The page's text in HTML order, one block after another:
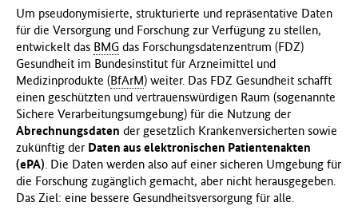
Um pseudonymisierte, strukturierte und repräsentative Daten
für die Versorgung und Forschung zur Verfügung zu stellen,
entwickelt das BMG das Forschungsdatenzentrum (FDZ)
Gesundheit im Bundesinstitut für Arzneimittel und
Medizinprodukte (BfArM) weiter. Das FDZ Gesundheit schafft
einen geschützten und vertrauenswürdigen Raum (sogenannte
Sichere Verarbeitungsumgebung) für die Nutzung der
Abrechnungsdaten der gesetzlich Krankenversicherten sowie
zukünftig der Daten aus elektronischen Patientenakten
(ePA). Die Daten werden also auf einer sicheren Umgebung für
die Forschung zugänglich gemacht, aber nicht herausgegeben.
Das Ziel: eine bessere Gesundheitsversorgung für alle.